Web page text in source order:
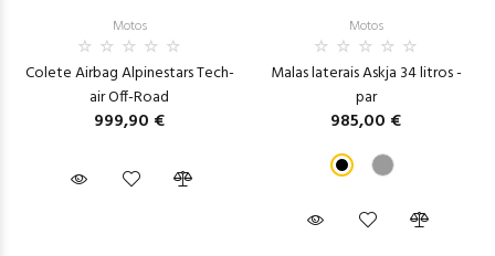
Motos
Colete Airbag Alpinestars Tech-
air Off-Road
999,90 €
Motos
Malas laterais Askja 34 litros -
par
985,00 €